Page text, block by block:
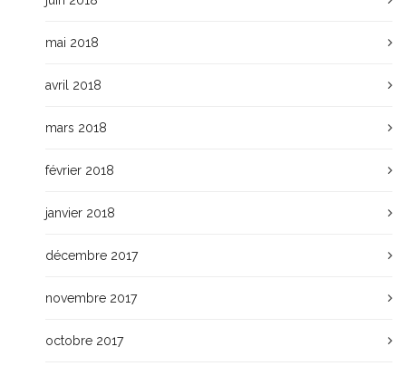
mai 2018
avril 2018
mars 2018
février 2018
janvier 2018
décembre 2017
novembre 2017
octobre 2017